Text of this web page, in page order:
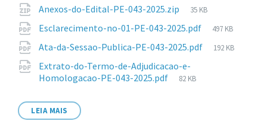
arquivo:
Anexos-do-Edital-PE-043-2025.zip
Tamanho
arquivo:
35 KB
Esclarecimento-no-01-PE-043-2025.pdf
Tamanho
arquivo:
497 KB
Ata-da-Sessao-Publica-PE-043-2025.pdf
Tamanho
192 KB
Extrato-do-Termo-de-Adjudicacao-e-
Homologacao-PE-043-2025.pdf
Tamanho
82 KB
LEIA MAIS